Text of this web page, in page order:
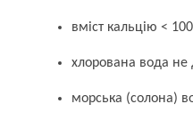
вміст кальцію <
хлорована вода не
морська (солона)